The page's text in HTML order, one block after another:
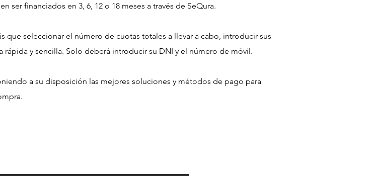
ser financiados en 3, 6, 12 o 18 meses a través de SeQura.
que seleccionar el número de cuotas totales a llevar a cabo, introducir sus
y sencilla. Solo deberá introducir su DNI y el número de móvil.
a su disposición las mejores soluciones y métodos de pago para